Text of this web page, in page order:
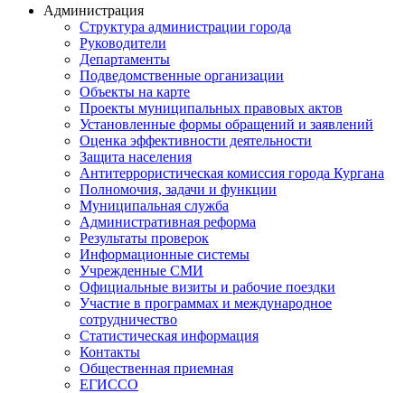
Администрация
Структура администрации города
Руководители
Департаменты
Подведомственные организации
Объекты на карте
Проекты муниципальных правовых актов
Установленные формы обращений и заявлений
Оценка эффективности деятельности
Защита населения
Антитеррористическая комиссия города Кургана
Полномочия, задачи и функции
Муниципальная служба
Административная реформа
Результаты проверок
Информационные системы
Учрежденные СМИ
Официальные визиты и рабочие поездки
Участие в программах и международное
сотрудничество
Статистическая информация
Контакты
Общественная приемная
ЕГИССО